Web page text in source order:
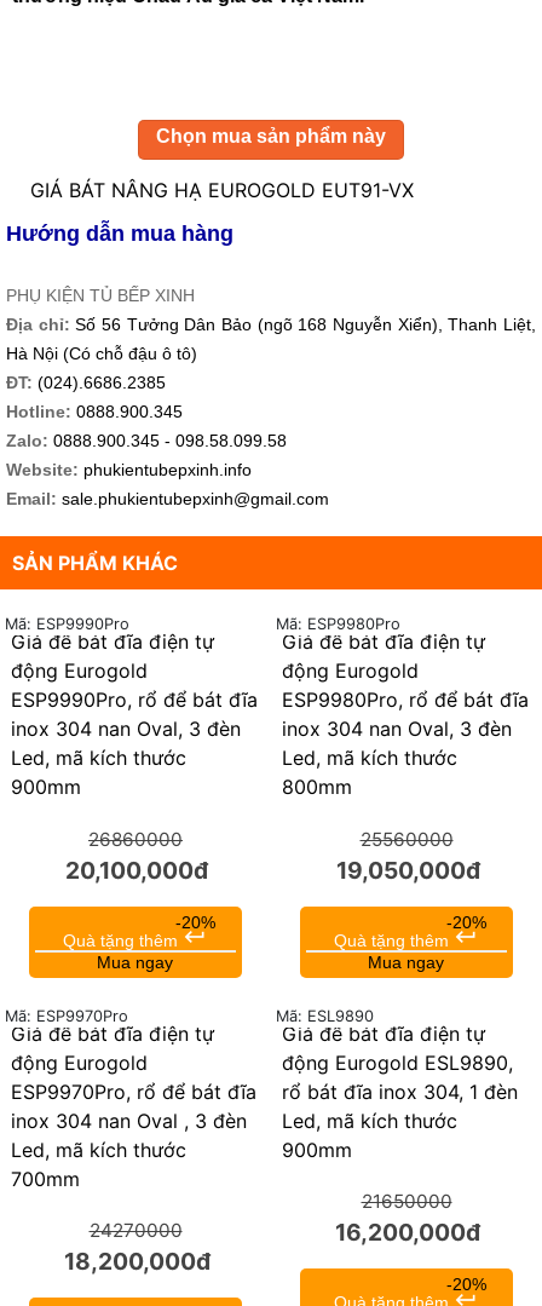
Chọn mua sản phẩm này
GIÁ BÁT NÂNG HẠ EUROGOLD EUT91-VX
Hướng dẫn mua hàng
PHỤ KIỆN TỦ BẾP XINH
Địa chỉ: Số 56 Tưởng Dân Bảo (ngõ 168 Nguyễn Xiển), Thanh Liệt,
Hà Nội (Có chỗ đậu ô tô)
ĐT: (024).6686.2385
Hotline: 0888.900.345
Zalo: 0888.900.345 - 098.58.099.58
Website: phukientubepxinh.info
Email: sale.phukientubepxinh@gmail.com
SẢN PHẨM KHÁC
Giá để bát đĩa điện tự
động Eurogold
ESP9990Pro, rổ để bát đĩa
inox 304 nan Oval, 3 đèn
Led, mã kích thước
900mm
Mã: ESP9990Pro
26860000
20,100,000đ
-20%
Quà tặng thêm keyboard_return
Mua ngay
Giá để bát đĩa điện tự
động Eurogold
ESP9980Pro, rổ để bát đĩa
inox 304 nan Oval, 3 đèn
Led, mã kích thước
800mm
Mã: ESP9980Pro
25560000
19,050,000đ
-20%
Quà tặng thêm keyboard_return
Mua ngay
Giá để bát đĩa điện tự
động Eurogold
ESP9970Pro, rổ để bát đĩa
inox 304 nan Oval , 3 đèn
Led, mã kích thước
700mm
Mã: ESP9970Pro
24270000
18,200,000đ
Giá để bát đĩa điện tự
động Eurogold ESL9890,
rổ bát đĩa inox 304, 1 đèn
Led, mã kích thước
900mm
Mã: ESL9890
21650000
16,200,000đ
-20%
keyboard_return